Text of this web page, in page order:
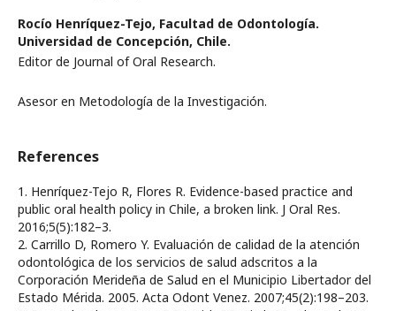
Rocío Henríquez-Tejo, Facultad de Odontología.
Universidad de Concepción, Chile.
Editor de Journal of Oral Research.
Asesor en Metodología de la Investigación.
References
1. Henríquez-Tejo R, Flores R. Evidence-based practice and
public oral health policy in Chile, a broken link. J Oral Res.
2016;5(5):182–3.
2. Carrillo D, Romero Y. Evaluación de calidad de la atención
odontológica de los servicios de salud adscritos a la
Corporación Merideña de Salud en el Municipio Libertador del
Estado Mérida. 2005. Acta Odont Venez. 2007;45(2):198–203.